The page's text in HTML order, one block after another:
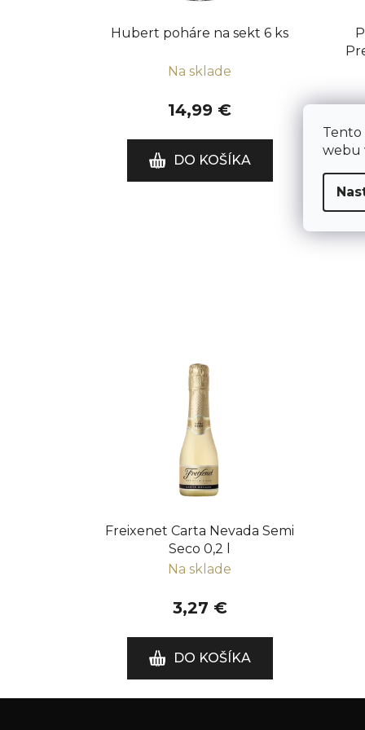
Tento
webu
Hubert poháre na sekt 6 ks
Na sklade
14,99 €
DO KOŠÍKA
Freixenet Carta Nevada Semi
Seco 0,2 l
Na sklade
3,27 €
DO KOŠÍKA